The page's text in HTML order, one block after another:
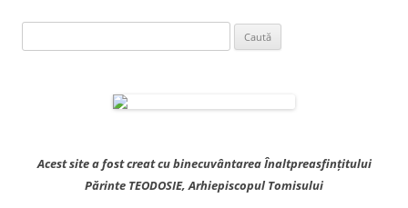
după:
Acest site a fost creat cu binecuvântarea Înaltpreasfințitului
Părinte TEODOSIE, Arhiepiscopul Tomisului